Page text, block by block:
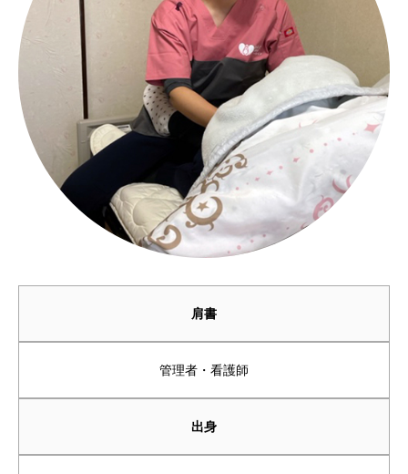
肩書
管理者・看護師
出身